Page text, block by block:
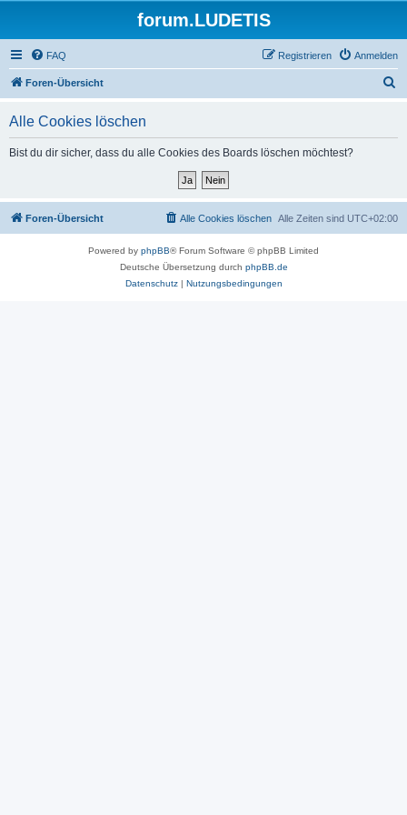
forum.LUDETIS
FAQ Anmelden
Registrieren
Foren-Übersicht
Alle Cookies löschen
Bist du dir sicher, dass du alle Cookies des Boards löschen möchtest?
Foren-Übersicht Alle Zeiten sind UTC+02:00
Alle Cookies löschen
Powered by phpBB® Forum Software © phpBB Limited
Deutsche Übersetzung durch phpBB.de
Datenschutz| Nutzungsbedingungen